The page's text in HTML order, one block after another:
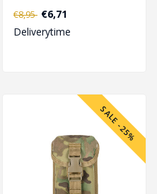
riem met clip beschermt
het mag..
€8,95 €6,71
Deliverytime
SALE -25%